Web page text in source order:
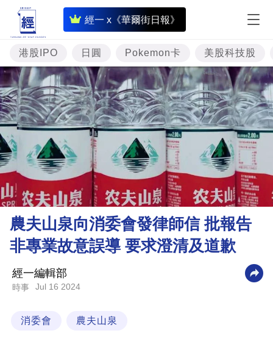
經一 x《華爾街日報》
即
時
財
經
專
題
投
市
理
財
商
科
港股IPO 日圓 Pokemon卡 美股科技股
農夫山泉向消委會發律師信 批報告
非專業故意誤導 要求澄清及道歉
經一編輯部
時事 Jul 16 2024
消委會 農夫山泉